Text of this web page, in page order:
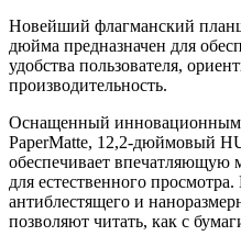
Новейший флагманский
дюйма предназначен для
удобства пользователя,
производительность.
Оснащенный инновационным
PaperMatte, 12,2-дюймовый
обеспечивает впечатляющую
для естественного
антиблестящего и
позволяют читать, как с